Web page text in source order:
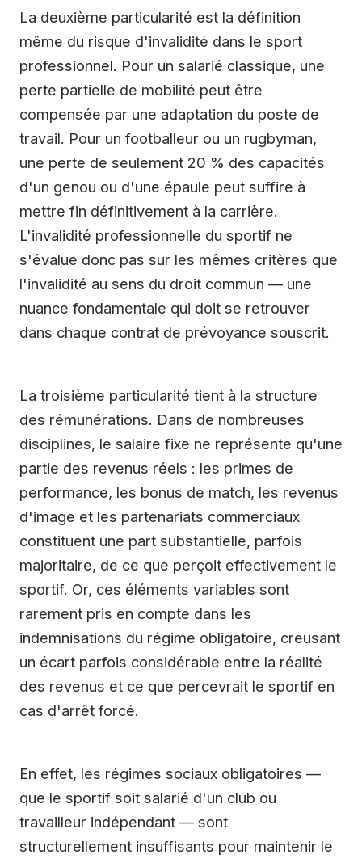
La deuxième particularité est la définition
même du risque d'invalidité dans le sport
professionnel. Pour un salarié classique, une
perte partielle de mobilité peut être
compensée par une adaptation du poste de
travail. Pour un footballeur ou un rugbyman,
une perte de seulement 20 % des capacités
d'un genou ou d'une épaule peut suffire à
mettre fin définitivement à la carrière.
L'invalidité professionnelle du sportif ne
s'évalue donc pas sur les mêmes critères que
l'invalidité au sens du droit commun — une
nuance fondamentale qui doit se retrouver
dans chaque contrat de prévoyance souscrit.
La troisième particularité tient à la structure
des rémunérations. Dans de nombreuses
disciplines, le salaire fixe ne représente qu'une
partie des revenus réels : les primes de
performance, les bonus de match, les revenus
d'image et les partenariats commerciaux
constituent une part substantielle, parfois
majoritaire, de ce que perçoit effectivement le
sportif. Or, ces éléments variables sont
rarement pris en compte dans les
indemnisations du régime obligatoire, creusant
un écart parfois considérable entre la réalité
des revenus et ce que percevrait le sportif en
cas d'arrêt forcé.
En effet, les régimes sociaux obligatoires —
que le sportif soit salarié d'un club ou
travailleur indépendant — sont
structurellement insuffisants pour maintenir le